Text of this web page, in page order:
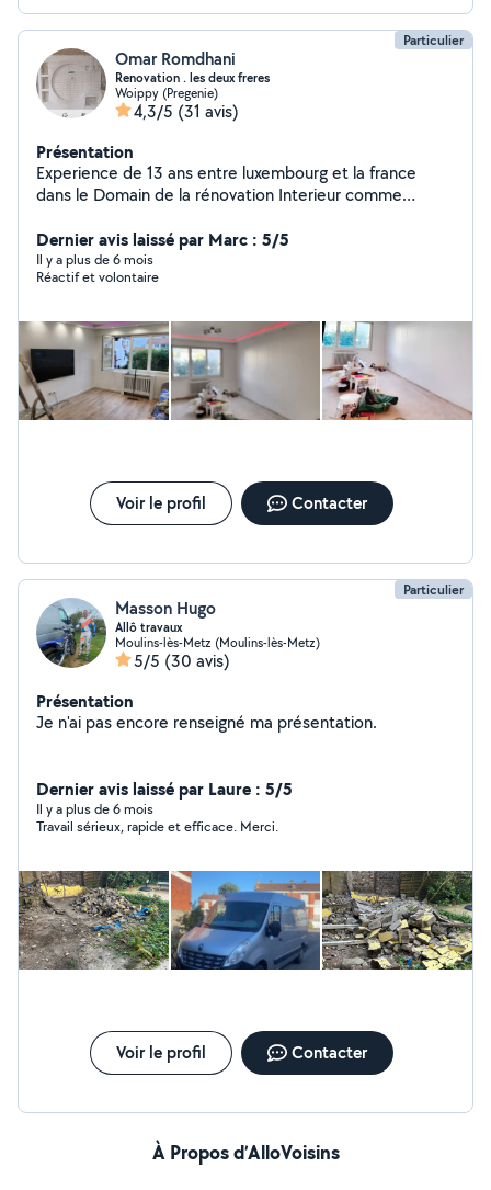
Particulier
Omar Romdhani
Renovation . les deux freres
Woippy (Pregenie)
4,3/5 (31 avis)
Présentation
Experience de 13 ans entre luxembourg et la france
dans le Domain de la rénovation Interieur comme
carrelage .maconnerie placo platre Endrit peinture salle
de bain nous mettons en oeuvre notre pation et notre
experience pour realiser les reves de nos clients .
Dernier avis laissé par Marc : 5/5
Il y a plus de 6 mois
Réactif et volontaire
Voir le profil Contacter
Particulier
Masson Hugo
Allô travaux
Moulins-lès-Metz (Moulins-lès-Metz)
5/5 (30 avis)
Présentation
Je n'ai pas encore renseigné ma présentation.
Dernier avis laissé par Laure : 5/5
Il y a plus de 6 mois
Travail sérieux, rapide et efficace. Merci.
Voir le profil Contacter
À Propos d’AlloVoisins